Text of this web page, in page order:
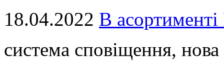
18.04.2022 В
система сповіщення,